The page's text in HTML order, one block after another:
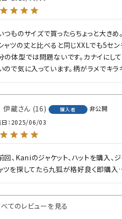
つものサイズで買ったらちょっと大き
ャツの丈と比べると同じXXLでも5セ
の体型では問題ないです。カナイにし
ので気に入っています。柄がラメでキラ
蔵 16 購入者
非公開
2025/06/03
回、Kaniのジャケット、ハットを購入、
ツを探してたら九狐が格好良く即購
てのレビューを見る